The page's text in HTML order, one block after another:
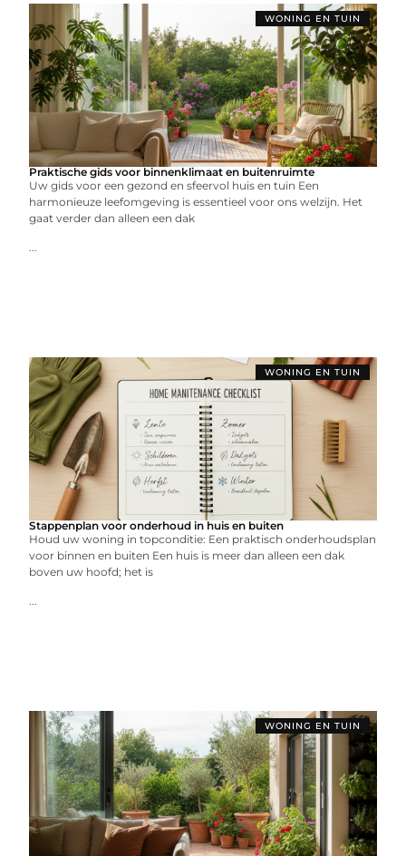
WONING EN TUIN
Praktische gids voor binnenklimaat en buitenruimte
Uw gids voor een gezond en sfeervol huis en tuin Een
harmonieuze leefomgeving is essentieel voor ons welzijn. Het
gaat verder dan alleen een dak
...
WONING EN TUIN
Stappenplan voor onderhoud in huis en buiten
Houd uw woning in topconditie: Een praktisch onderhoudsplan
voor binnen en buiten Een huis is meer dan alleen een dak
boven uw hoofd; het is
...
WONING EN TUIN